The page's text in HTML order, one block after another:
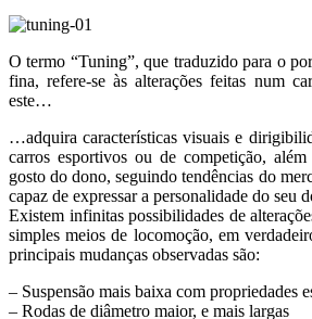
O termo “Tuning”, que traduzido para o
fina, refere-se às alterações feitas num
este…
…adquira características visuais e
carros esportivos ou de competição,
gosto do dono, seguindo tendências do
capaz de expressar a personalidade do seu
Existem infinitas possibilidades de
simples meios de locomoção, em
principais mudanças observadas são:
– Suspensão mais baixa com propriedades
– Rodas de diâmetro maior, e mais largas